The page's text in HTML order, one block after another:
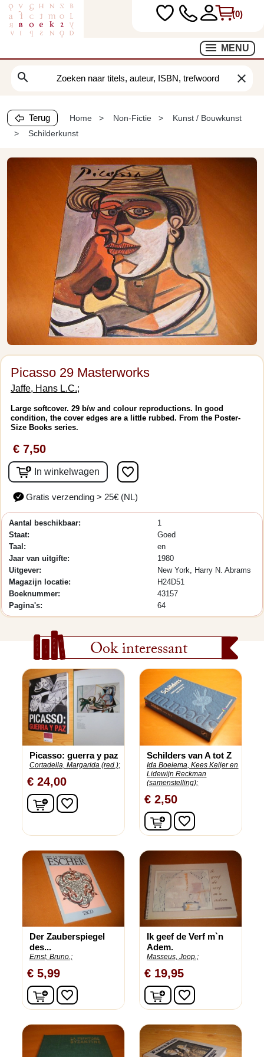
(0)
MENU
search clear
Terug Home Non-Fictie
Kunst / Bouwkunst
Schilderkunst
Picasso 29 Masterworks
Jaffe, Hans L.C.;
Large softcover. 29 b/w and colour reproductions. In good
condition, the cover edges are a little rubbed. From the Poster-
Size Books series.
€ 7,50
In winkelwagen favorite_border
Gratis verzending > 25€ (NL)
Aantal beschikbaar:
1
Staat:
Goed
Taal:
en
Jaar van uitgifte:
1980
Uitgever:
New York, Harry N. Abrams
Magazijn locatie:
H24D51
Boeknummer:
43157
Pagina's:
64
Ook interessant
Picasso: guerra y paz
Cortadella, Margarida (red.);
€ 24,00
In winkelwagen
favorite_border
Schilders van A tot Z
Ida Boelema, Kees Keijer en
Lidewijn Reckman
(samenstelling);
€ 2,50
In winkelwagen
favorite_border
Der Zauberspiegel
des...
Ernst, Bruno.;
€ 5,99
In winkelwagen
favorite_border
Ik geef de Verf m`n
Adem.
Masseus, Joop.;
€ 19,95
In winkelwagen
favorite_border